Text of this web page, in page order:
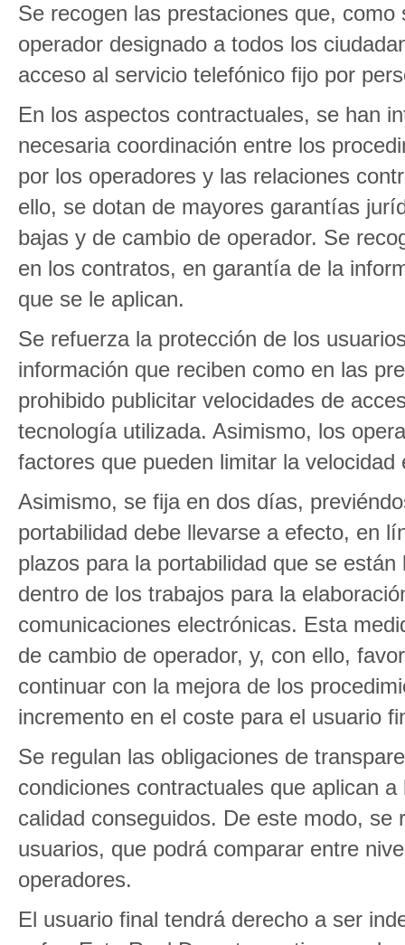
Se recogen las prestaciones que,
operador designado a todos los
acceso al servicio telefónico fijo por
En los aspectos contractuales, se han
necesaria coordinación entre los
por los operadores y las relaciones
ello, se dotan de mayores garantías
bajas y de cambio de operador. Se
en los contratos, en garantía de la
que se le aplican.
Se refuerza la protección de los
información que reciben como en las
prohibido publicitar velocidades de
tecnología utilizada. Asimismo, los
factores que pueden limitar la
Asimismo, se fija en dos días,
portabilidad debe llevarse a efecto, en
plazos para la portabilidad que se
dentro de los trabajos para la
comunicaciones electrónicas. Esta
de cambio de operador, y, con ello,
continuar con la mejora de los
incremento en el coste para el usuario
Se regulan las obligaciones de
condiciones contractuales que aplican
calidad conseguidos. De este modo,
usuarios, que podrá comparar entre
operadores.
El usuario final tendrá derecho a ser